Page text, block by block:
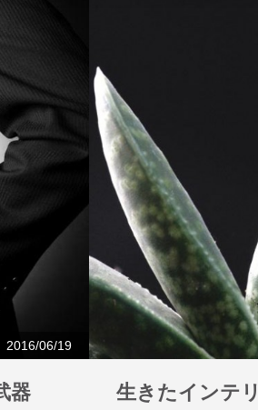
2016/06/19
器
生きたインテ